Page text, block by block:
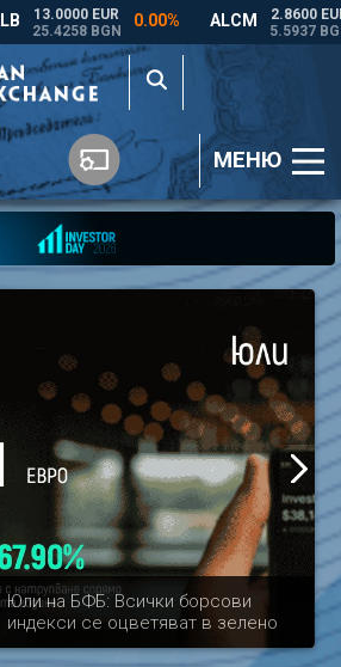
МЕНЮ
Юли на БФБ: Всички борсови
индекси се оцветяват в зелено